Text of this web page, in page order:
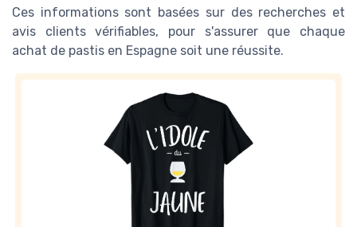
Ces informations sont basées sur des recherches et
avis clients vérifiables, pour s'assurer que chaque
achat de pastis en Espagne soit une réussite.